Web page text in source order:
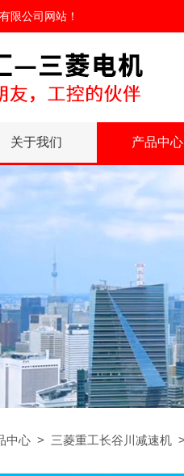
限公司网站 ！
关于我们 产品中心
中心 > 三菱重工长谷川减速机